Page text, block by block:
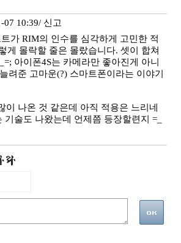
07 10:39/ 신고
가 RIM의 인수를 심각하게 고민한 적
게 몰락할 줄은 몰랐습니다. 셋이 합쳐
아이폰4S는 카메라만 좋아진게 아니
려준 고마운(?) 스마트폰이라는 이야기
이 나온 것 같은데 아직 적용은 느리네
기술도 나왔는데 언제쯤 등장할련지 =_